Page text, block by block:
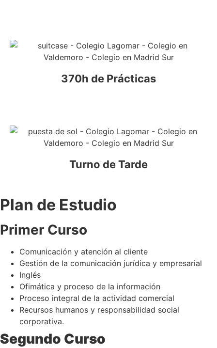
370h de Prácticas
Turno de Tarde
Plan de Estudio
Primer Curso
Comunicación y atención al cliente
Gestión de la comunicación jurídica y empresarial
Inglés
Ofimática y proceso de la información
Proceso integral de la actividad comercial
Recursos humanos y responsabilidad social
corporativa.
Segundo Curso